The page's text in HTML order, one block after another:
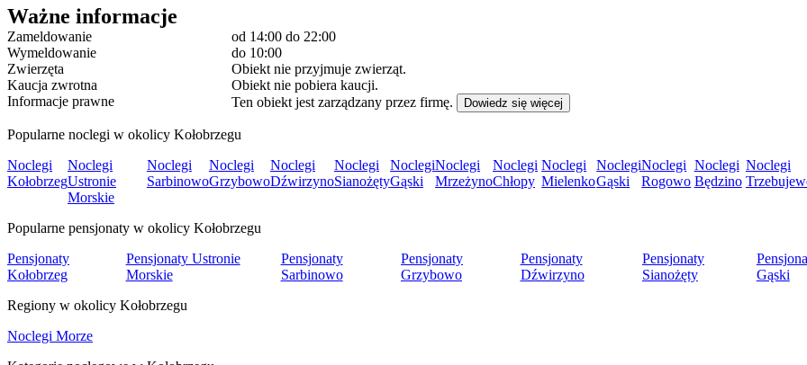
Ważne informacje
Zameldowanie od 14:00 do 22:00
Wymeldowanie
do 10:00
Zwierzęta
Obiekt nie przyjmuje zwierząt.
Kaucja zwrotna
Obiekt nie pobiera kaucji.
Informacje prawne
Ten obiekt jest zarządzany przez firmę. Dowiedz się więcej
Popularne noclegi w okolicy Kołobrzegu
Noclegi
Kołobrzeg
Noclegi
Ustronie
Morskie
Noclegi
Sarbinowo
Noclegi
Grzybowo
Noclegi
Dźwirzyno
Noclegi
Sianożęty
Noclegi
Gąski
Noclegi
Mrzeżyno
Noclegi
Chłopy
Noclegi
Mielenko
Noclegi
Gąski
Noclegi
Rogowo
Noclegi
Będzino
Noclegi
Popularne pensjonaty w okolicy Kołobrzegu
Pensjonaty
Kołobrzeg
Pensjonaty Ustronie
Morskie
Pensjonaty
Sarbinowo
Pensjonaty
Grzybowo
Pensjonaty
Dźwirzyno
Pensjonaty
Sianożęty
Gąski
Regiony w okolicy Kołobrzegu
Noclegi Morze